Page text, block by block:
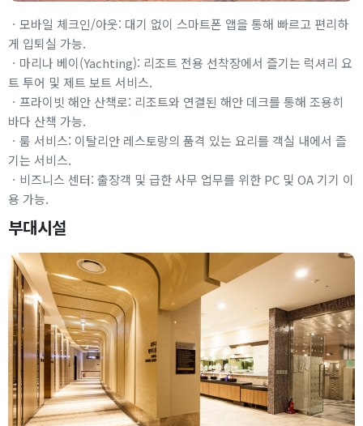
ㆍ모바일 체크인/아웃: 대기 없이 스마트폰 앱을 통해 빠르고 편리하
게 입퇴실 가능.
ㆍ마리나 베이(Yachting): 리조트 전용 선착장에서 즐기는 럭셔리 요
트 투어 및 제트 보트 서비스.
ㆍ프라이빗 해안 산책로: 리조트와 연결된 해안 데크를 통해 조용히
바다 산책 가능.
ㆍ룸 서비스: 이탈리안 레스토랑의 품격 있는 요리를 객실 내에서 즐
기는 서비스.
ㆍ비즈니스 센터: 출장객 및 급한 사무 업무를 위한 PC 및 OA 기기 이
용 가능.
부대시설